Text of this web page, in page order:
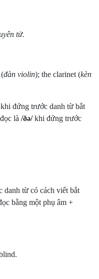
tử.
đàn violin); the clarinet (kèn
đứng trước danh từ bắt
là/ðə/khi đứng trước
từ có cách viết bắt
bằng một phụ âm +